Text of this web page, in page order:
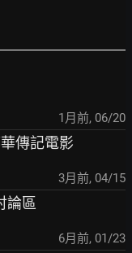
1月前, 06/20
傳記電影
3月前, 04/15
論區
6月前, 01/23